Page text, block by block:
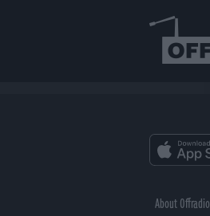
About Offradio